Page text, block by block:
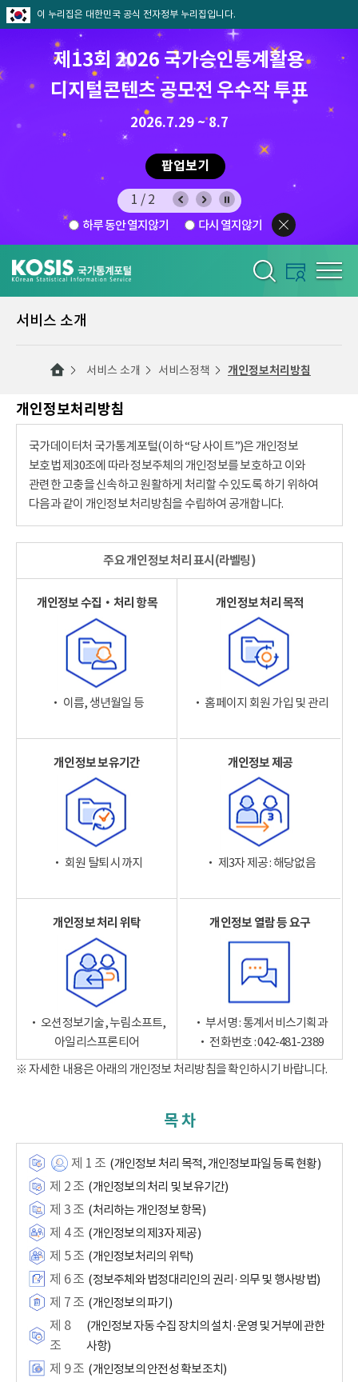
이 누리집은 대한민국 공식 전자정부 누리집입니다.
제13회 2026 국가승인통계활용
디지털콘텐츠 공모전 우수작 투표
2026.7.29 ~ 8.7
팝업보기
8월 통계찾기 퀴즈이벤트
8.7.(금) ~ 8.21.(금)
2/2
하루 동안 열지않기 다시 열지않기
서비스 소개
서비스 소개 서비스정책 개인정보처리방침
개인정보처리방침
국가데이터처 국가통계포털(이하 “당 사이트”)은 개인정보
보호법 제30조에 따라 정보주체의 개인정보를 보호하고 이와
관련한 고충을 신속하고 원활하게 처리할 수 있도록 하기 위하여
다음과 같이 개인정보 처리방침을 수립하여 공개합니다.
주요 개인정보 처리 표시(라벨링)
개인정보 수집‧처리 항목
‧ 이름, 생년월일 등
개인정보 처리 목적
‧ 홈페이지 회원 가입 및 관리
개인정보 보유기간
‧ 회원 탈퇴 시까지
개인정보 제공
‧ 제3자 제공 : 해당없음
개인정보 처리 위탁
‧ 오션정보기술, 누림소프트,
아일리스프론티어
개인정보 열람 등 요구
‧ 부서명 : 통계서비스기획과
‧ 전화번호 : 042-481-2389
※ 자세한 내용은 아래의 개인정보 처리방침을 확인하시기 바랍니다.
목 차
제 1 조 (개인정보 처리 목적, 개인정보파일 등록 현황)
제 2 조 (개인정보의 처리 및 보유기간)
제 3 조 (처리하는 개인정보 항목)
제 4 조 (개인정보의 제3자 제공)
제 5 조 (개인정보처리의 위탁)
제 6 조 (정보주체와 법정대리인의 권리·의무 및 행사방법)
제 7 조 (개인정보의 파기)
제 8
조
(개인정보 자동 수집 장치의 설치·운영 및 거부에 관한
사항)
제 9 조 (개인정보의 안전성 확보조치)